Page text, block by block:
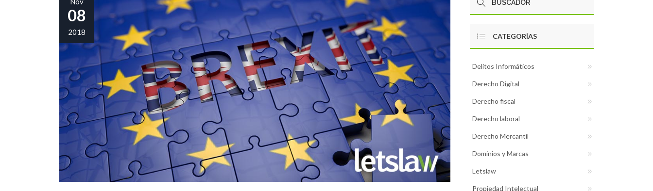
08
2018 CATEGORÍAS
Delitos Informáticos
Derecho Digital
Derecho fiscal
Derecho laboral
Derecho Mercantil
Dominios y Marcas
Letslaw
Propiedad Intelectual